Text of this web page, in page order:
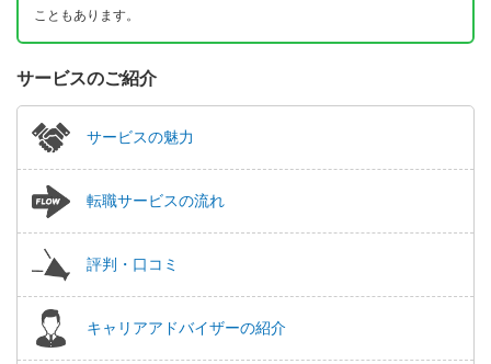
こともあります。
サービスのご紹介
サービスの魅力
転職サービスの流れ
評判・口コミ
キャリアアドバイザーの紹介